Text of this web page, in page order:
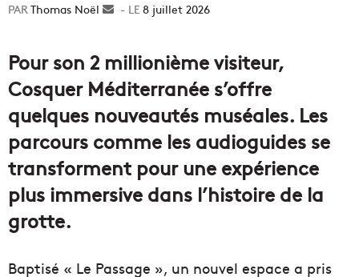
Thomas Noël
Envoyer8 juillet 2026
Pour son 2 millionième visiteur,
Cosquer Méditerranée s’offre
quelques nouveautés muséales. Les
parcours comme les audioguides se
transforment pour une expérience
plus immersive dans l’histoire de la
grotte.
Baptisé « Le Passage », un nouvel espace a pris